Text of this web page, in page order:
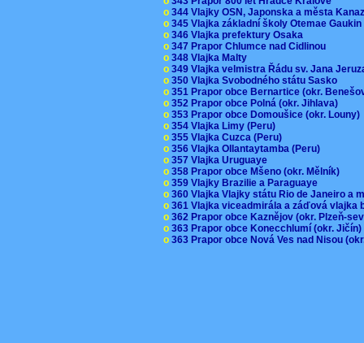
o 344 Vlajky OSN, Japonska a města
o 345 Vlajka základní školy Otemae
o 346 Vlajka prefektury Osaka
o 347 Prapor Chlumce nad Cidlinou
o 348 Vlajka Malty
o 349 Vlajka velmistra Řádu sv. Jana
o 350 Vlajka Svobodného státu Sasko
o 351 Prapor obce Bernartice (okr.
o 352 Prapor obce Polná (okr. Jihlava)
o 353 Prapor obce Domoušice (okr. Louny)
o 354 Vlajka Limy (Peru)
o 355 Vlajka Cuzca (Peru)
o 356 Vlajka Ollantaytamba (Peru)
o 357 Vlajka Uruguaye
o 358 Prapor obce Mšeno (okr. Mělník)
o 359 Vlajky Brazilie a Paraguaye
o 360 Vlajka Vlajky státu Rio de Janeiro a
o 361 Vlajka viceadmirála a záďová
o 362 Prapor obce Kaznějov (okr. Plzeň-
o 363 Prapor obce Konecchlumí (okr.
o 363 Prapor obce Nová Ves nad Nisou